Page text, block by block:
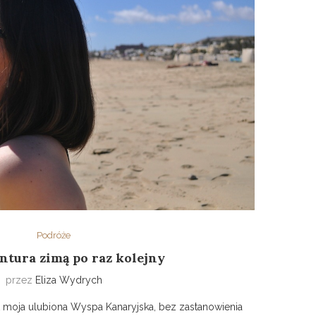
Podróże
zimą po raz kolejny
przez Eliza Wydrych
ulubiona Wyspa Kanaryjska, bez zastanowienia